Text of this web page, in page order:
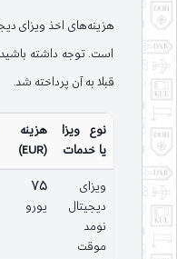
هزینه‌های اخذ ویزای
است. توجه داشته
قبلا به آن پرداخته شد.
نوع ویزا
یا خدمات
هزینه
(EUR)
ویزای
دیجیتال
نومد
موقت
75
یورو